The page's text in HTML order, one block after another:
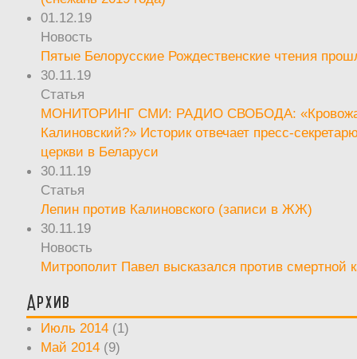
01.12.19
Новость
Пятые Белорусские Рождественские чтения
30.11.19
Статья
МОНИТОРИНГ СМИ: РАДИО СВОБОДА:
Калиновский?» Историк отвечает пресс-
церкви в Беларуси
30.11.19
Статья
Лепин против Калиновского (записи в ЖЖ)
30.11.19
Новость
Митрополит Павел высказался против смертной
Архив
Июль 2014 (1)
Май 2014 (9)